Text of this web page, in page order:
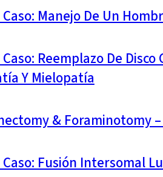
Manejo De Un
Reemplazo De
Y Mielopatía
& Foraminotomy
Fusión Intersomal